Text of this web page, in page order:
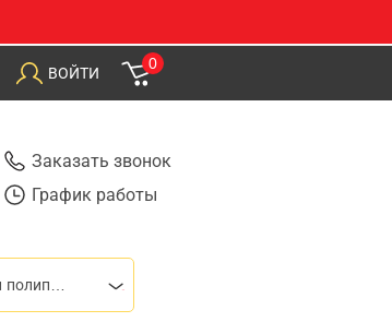
ВОЙТИ
0
Заказать звонок
График работы